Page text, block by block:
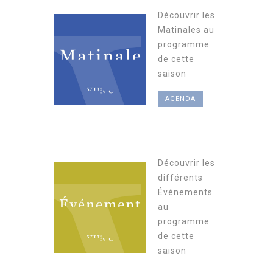
Découvrir les
Matinales au
programme
de cette
saison
AGENDA
Découvrir les
différents
Événements
au
programme
de cette
saison